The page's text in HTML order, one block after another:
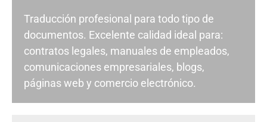
Traducción profesional para todo tipo de
documentos. Excelente calidad ideal para:
contratos legales, manuales de empleados,
comunicaciones empresariales, blogs,
páginas web y comercio electrónico.